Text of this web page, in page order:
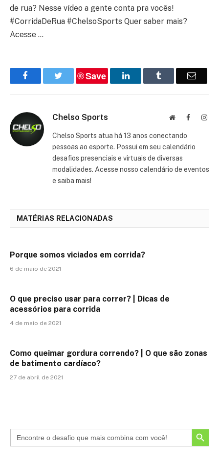
de rua? Nesse vídeo a gente conta pra vocês!
#CorridaDeRua #ChelsoSports Quer saber mais?
Acesse …
FacebookTwitterSave LinkedIn Email
Chelso Sports WebsiteFacebook
Chelso Sports atua há 13 anos conectando
pessoas ao esporte. Possui em seu calendário
desafios presenciais e virtuais de diversas
modalidades. Acesse nosso calendário de eventos
e saiba mais!
MATÉRIAS RELACIONADAS
Porque somos viciados em corrida?
6 de maio de 2021
O que preciso usar para correr? | Dicas de
acessórios para corrida
4 de maio de 2021
Como queimar gordura correndo? | O que são zonas
de batimento cardíaco?
27 de abril de 2021
SEARCH BUTTON